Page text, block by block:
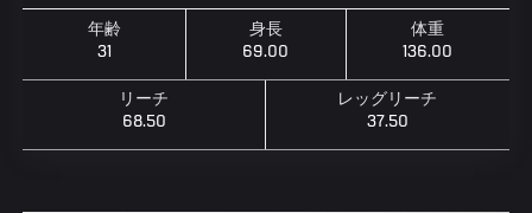
年齢
31
身長
69.00
体重
136.00
リーチ
68.50
レッグリーチ
37.50